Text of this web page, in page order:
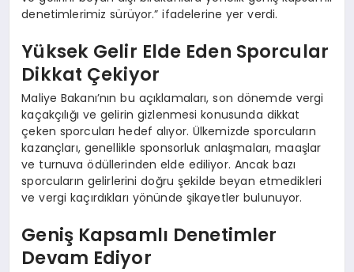
denetimlerimiz sürüyor.” ifadelerine yer verdi.
Yüksek Gelir Elde Eden Sporcular
Dikkat Çekiyor
Maliye Bakanı’nın bu açıklamaları, son dönemde vergi
kaçakçılığı ve gelirin gizlenmesi konusunda dikkat
çeken sporcuları hedef alıyor. Ülkemizde sporcuların
kazançları, genellikle sponsorluk anlaşmaları, maaşlar
ve turnuva ödüllerinden elde ediliyor. Ancak bazı
sporcuların gelirlerini doğru şekilde beyan etmedikleri
ve vergi kaçırdıkları yönünde şikayetler bulunuyor.
Geniş Kapsamlı Denetimler
Devam Ediyor